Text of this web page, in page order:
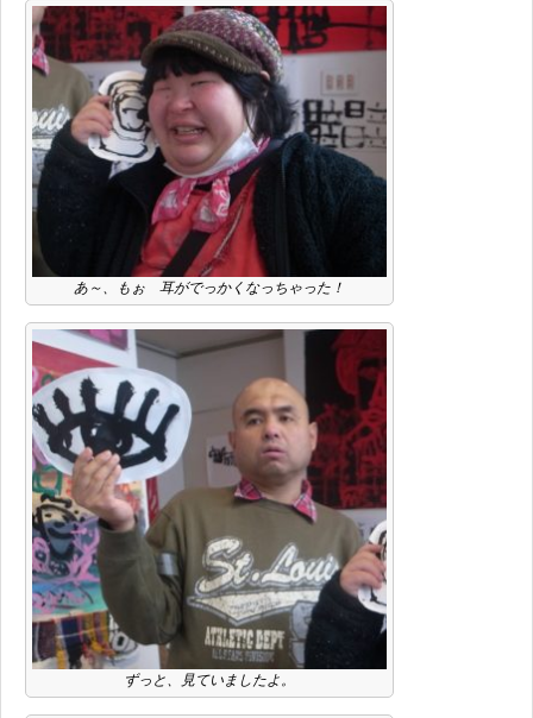
あ～、もぉ 耳がでっかくなっちゃった！
ずっと、見ていましたよ。